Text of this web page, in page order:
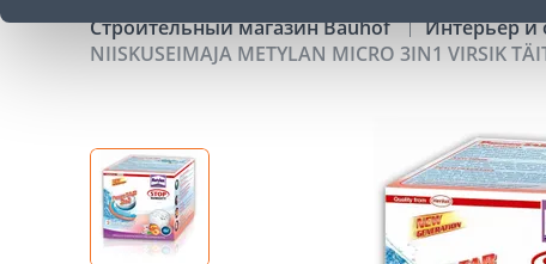
Строительный магазин Bauhof Интерьер и
NIISKUSEIMAJA METYLAN MICRO 3IN1 VIRSIK